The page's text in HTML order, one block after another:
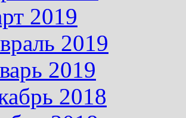
2019
2019
2019
2018